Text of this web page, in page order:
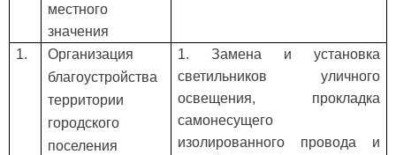
местного
значения
1.
Организация
благоустройства
территории
городского
поселения
1. Замена и установка
светильников уличного
освещения, прокладка
самонесущего
изолированного провода и